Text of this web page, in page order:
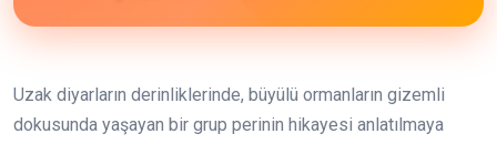
Uzak diyarların derinliklerinde, büyülü ormanların gizemli
dokusunda yaşayan bir grup perinin hikayesi anlatılmaya